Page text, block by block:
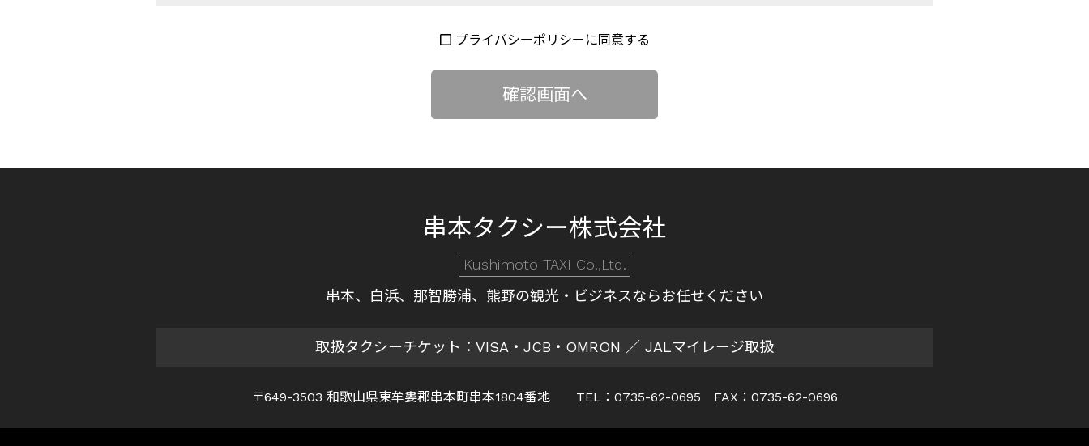
プライバシーポリシーに同意する
串本タクシー株式会社
Kushimoto TAXI Co.,Ltd.
串本、白浜、那智勝浦、熊野の観光・ビジネスならお任せください
取扱タクシーチケット：VISA・JCB・OMRON ／ JALマイレージ取扱
〒649-3503 和歌山県東牟婁郡串本町串本1804番地 TEL：0735-62-0695 FAX：0735-62-0696